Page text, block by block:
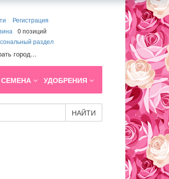
Регистрация
0 позиций
раздел
город...
СЕМЕНА УДОБРЕНИЯ
НАЙТИ